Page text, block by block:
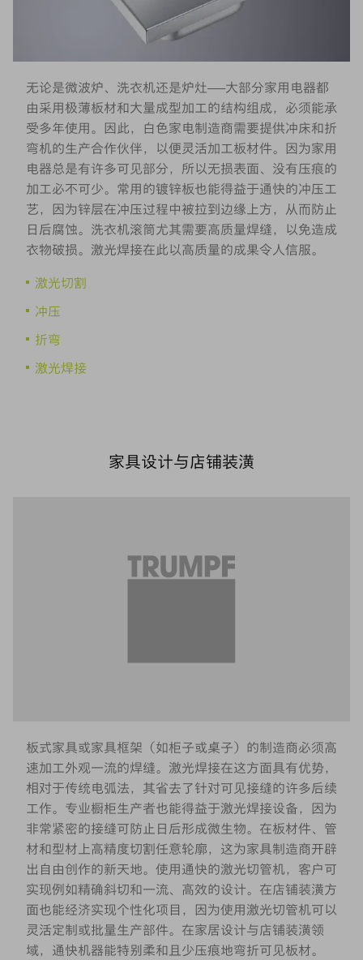
无论是微波炉、洗衣机还是炉灶——大部分家用电器都
由采用极薄板材和大量成型加工的结构组成，必须能承
受多年使用。因此，白色家电制造商需要提供冲床和折
弯机的生产合作伙伴，以便灵活加工板材件。因为家用
电器总是有许多可见部分，所以无损表面、没有压痕的
加工必不可少。常用的镀锌板也能得益于通快的冲压工
艺，因为锌层在冲压过程中被拉到边缘上方，从而防止
日后腐蚀。洗衣机滚筒尤其需要高质量焊缝，以免造成
衣物破损。激光焊接在此以高质量的成果令人信服。
激光切割
冲压
折弯
激光焊接
家具设计与店铺装潢
板式家具或家具框架（如柜子或桌子）的制造商必须高
速加工外观一流的焊缝。激光焊接在这方面具有优势，
相对于传统电弧法，其省去了针对可见接缝的许多后续
工作。专业橱柜生产者也能得益于激光焊接设备，因为
非常紧密的接缝可防止日后形成微生物。在板材件、管
材和型材上高精度切割任意轮廓，这为家具制造商开辟
出自由创作的新天地。使用通快的激光切管机，客户可
实现例如精确斜切和一流、高效的设计。在店铺装潢方
面也能经济实现个性化项目，因为使用激光切管机可以
灵活定制或批量生产部件。在家居设计与店铺装潢领
域，通快机器能特别柔和且少压痕地弯折可见板材。